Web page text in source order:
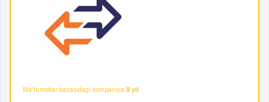
Ma'lumotlar bazasidagi kompaniya8 yil